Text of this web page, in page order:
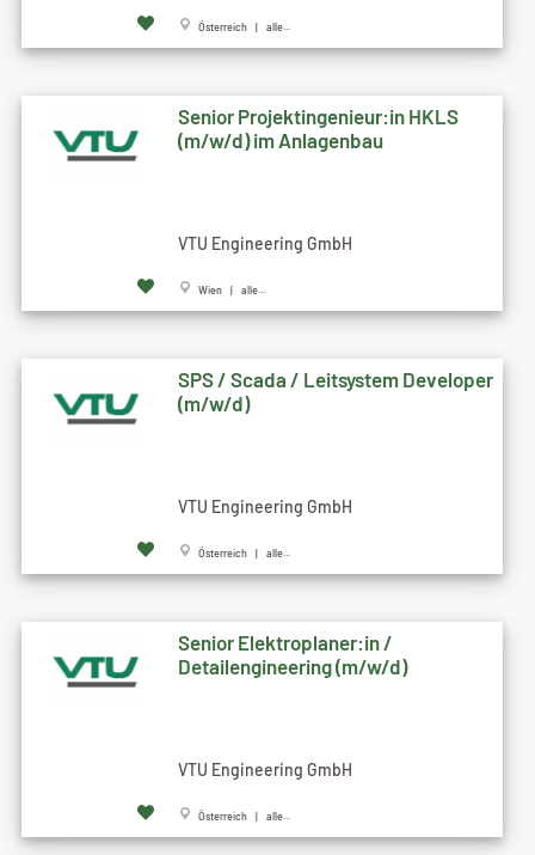
Österreich | alle...
Senior Projektingenieur:in HKLS
(m/w/d) im Anlagenbau
VTU Engineering GmbH
Wien | alle...
SPS / Scada / Leitsystem Developer
(m/w/d)
VTU Engineering GmbH
Österreich | alle...
Senior Elektroplaner:in /
Detailengineering (m/w/d)
VTU Engineering GmbH
Österreich | alle...